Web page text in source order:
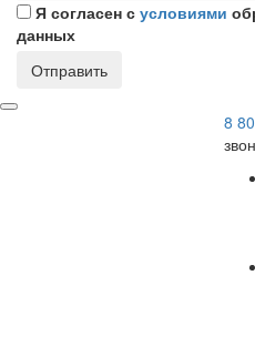
Я согласен с условиями
данных
Отправить
8